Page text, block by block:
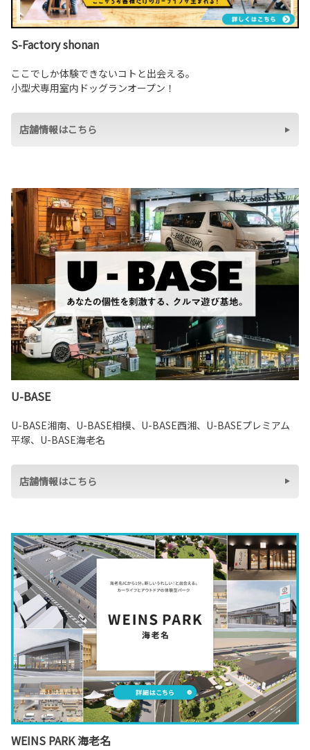
S-Factory shonan
ここでしか体験できないコトと出会える。
小型犬専用室内ドッグランオープン！
店舗情報はこちら
U-BASE
U-BASE湘南、U-BASE相模、U-BASE西湘、U-BASEプレミアム
平塚、U-BASE海老名
店舗情報はこちら
WEINS PARK 海老名